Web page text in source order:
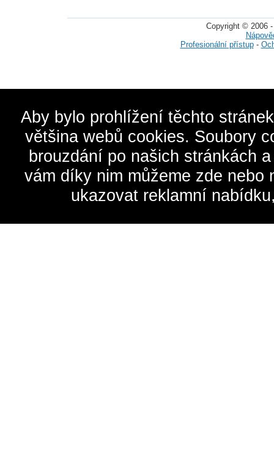
Copyright © 2006
Profesionální přístup-
Aby bylo prohlížení těchto
většina webů cookies. Soubory
brouzdání po našich stránkách
vám díky nim můžeme zde
ukazovat reklamní